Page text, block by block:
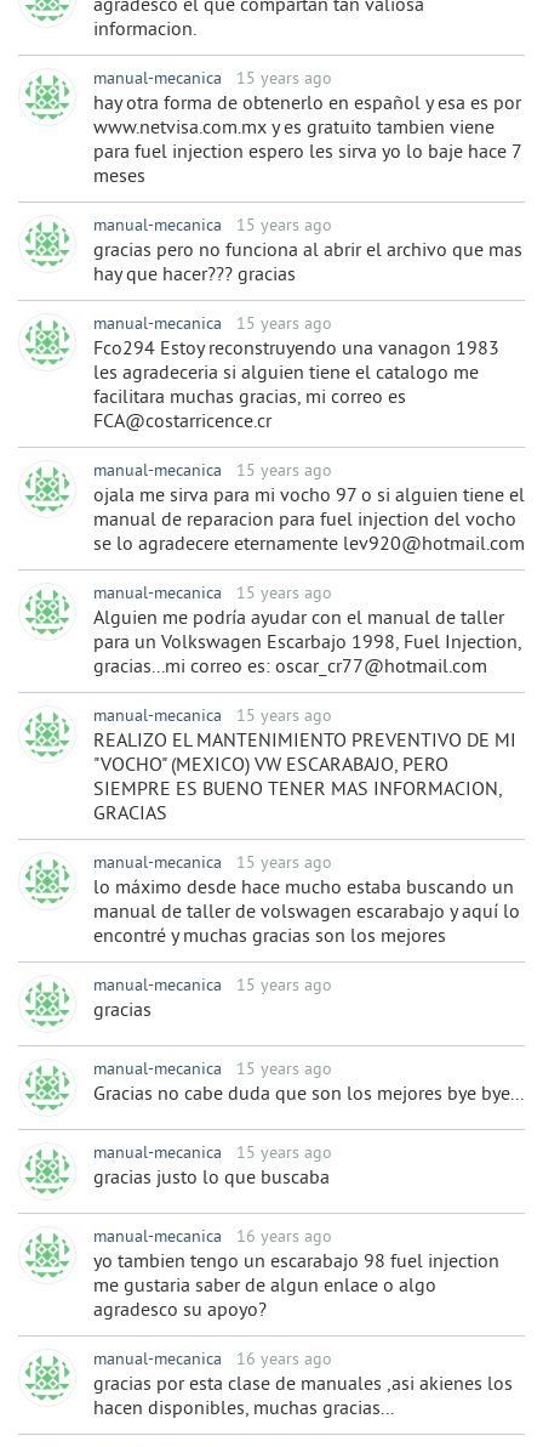
agradesco el que compartan tan valiosa
informacion.
manual-mecanica 15 years ago
hay otra forma de obtenerlo en español y esa es por
www.netvisa.com.mx y es gratuito tambien viene
para fuel injection espero les sirva yo lo baje hace 7
meses
manual-mecanica 15 years ago
gracias pero no funciona al abrir el archivo que mas
hay que hacer??? gracias
manual-mecanica 15 years ago
Fco294 Estoy reconstruyendo una vanagon 1983
les agradeceria si alguien tiene el catalogo me
facilitara muchas gracias, mi correo es
FCA@costarricence.cr
manual-mecanica 15 years ago
ojala me sirva para mi vocho 97 o si alguien tiene el
manual de reparacion para fuel injection del vocho
se lo agradecere eternamente lev920@hotmail.com
manual-mecanica 15 years ago
Alguien me podría ayudar con el manual de taller
para un Volkswagen Escarbajo 1998, Fuel Injection,
gracias...mi correo es: oscar_cr77@hotmail.com
manual-mecanica 15 years ago
REALIZO EL MANTENIMIENTO PREVENTIVO DE MI
"VOCHO" (MEXICO) VW ESCARABAJO, PERO
SIEMPRE ES BUENO TENER MAS INFORMACION,
GRACIAS
manual-mecanica 15 years ago
lo máximo desde hace mucho estaba buscando un
manual de taller de volswagen escarabajo y aquí lo
encontré y muchas gracias son los mejores
manual-mecanica 15 years ago
gracias
manual-mecanica 15 years ago
Gracias no cabe duda que son los mejores bye bye...
manual-mecanica 15 years ago
gracias justo lo que buscaba
manual-mecanica 16 years ago
yo tambien tengo un escarabajo 98 fuel injection
me gustaria saber de algun enlace o algo
agradesco su apoyo?
manual-mecanica 16 years ago
gracias por esta clase de manuales ,asi akienes los
hacen disponibles, muchas gracias...